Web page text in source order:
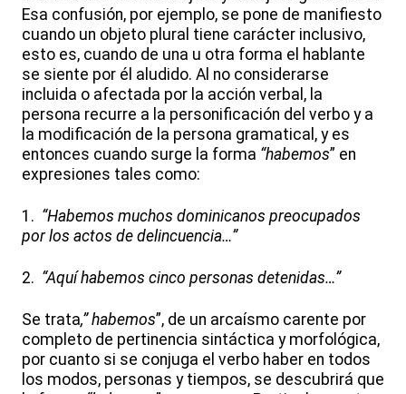
Esa confusión, por ejemplo, se pone de manifiesto
cuando un objeto plural tiene carácter inclusivo,
esto es, cuando de una u otra forma el hablante
se siente por él aludido. Al no considerarse
incluida o afectada por la acción verbal, la
persona recurre a la personificación del verbo y a
la modificación de la persona gramatical, y es
entonces cuando surge la forma “habemos” en
expresiones tales como:
1. “Habemos muchos dominicanos preocupados
por los actos de delincuencia…”
2. “Aquí habemos cinco personas detenidas…”
Se trata,” habemos”, de un arcaísmo carente por
completo de pertinencia sintáctica y morfológica,
por cuanto si se conjuga el verbo haber en todos
los modos, personas y tiempos, se descubrirá que